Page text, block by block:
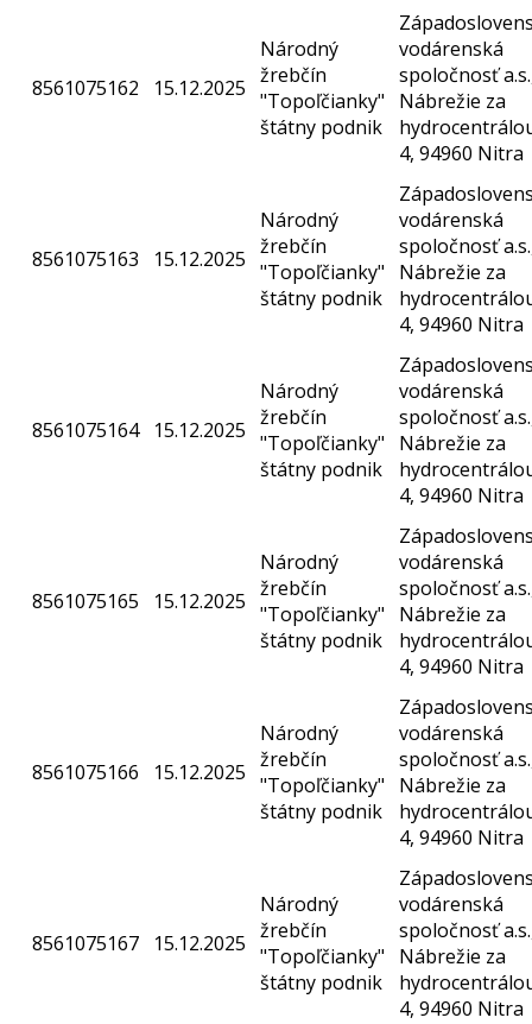
8561075162 15.12.2025
Národný
žrebčín
"Topoľčianky"
štátny podnik
vodárenská
spoločnosť
Nábrežie za
4, 94960 Nitra
8561075163 15.12.2025
Národný
žrebčín
"Topoľčianky"
štátny podnik
vodárenská
spoločnosť
Nábrežie za
4, 94960 Nitra
8561075164 15.12.2025
Národný
žrebčín
"Topoľčianky"
štátny podnik
vodárenská
spoločnosť
Nábrežie za
4, 94960 Nitra
8561075165 15.12.2025
Národný
žrebčín
"Topoľčianky"
štátny podnik
vodárenská
spoločnosť
Nábrežie za
4, 94960 Nitra
8561075166 15.12.2025
Národný
žrebčín
"Topoľčianky"
štátny podnik
vodárenská
spoločnosť
Nábrežie za
4, 94960 Nitra
8561075167 15.12.2025
Národný
žrebčín
"Topoľčianky"
štátny podnik
vodárenská
spoločnosť
Nábrežie za
4, 94960 Nitra